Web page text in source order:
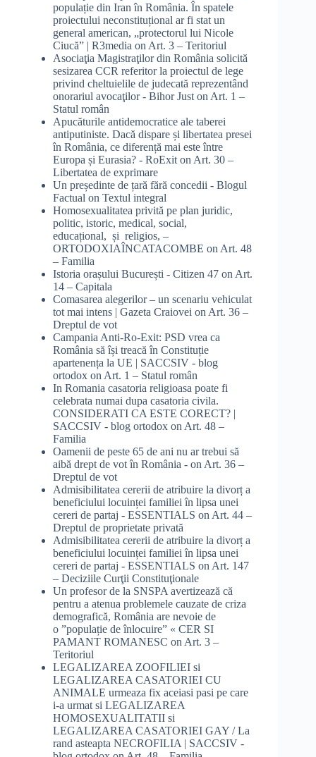
populație din Iran în România. În spatele
proiectului neconstituțional ar fi stat un
general american, „protectorul lui Nicole
Ciucă” | R3media on Art. 3 – Teritoriul
Asociaţia Magistraţilor din România solicită
sesizarea CCR referitor la proiectul de lege
privind cheltuielile de judecată reprezentând
onorariul avocaţilor - Bihor Just on Art. 1 –
Statul român
Apucăturile antidemocratice ale taberei
antiputiniste. Dacă dispare și libertatea presei
în România, ce diferență mai este între
Europa și Eurasia? - RoExit on Art. 30 –
Libertatea de exprimare
Un președinte de țară fără concedii - Blogul
Factual on Textul integral
Homosexualitatea privită pe plan juridic,
politic, istoric, medical, social,
educațional, și religios, –
ORTODOXIAÎNCATACOMBE on Art. 48
– Familia
Istoria orașului București - Citizen 47 on Art.
14 – Capitala
Comasarea alegerilor – un scenariu vehiculat
tot mai intens | Gazeta Craiovei on Art. 36 –
Dreptul de vot
Campania Anti-Ro-Exit: PSD vrea ca
România să își treacă în Constituție
apartenența la UE | SACCSIV - blog
ortodox on Art. 1 – Statul român
In Romania casatoria religioasa poate fi
celebrata numai dupa casatoria civila.
CONSIDERATI CA ESTE CORECT? |
SACCSIV - blog ortodox on Art. 48 –
Familia
Oamenii de peste 65 de ani nu ar trebui să
aibă drept de vot în România - on Art. 36 –
Dreptul de vot
Admisibilitatea cererii de atribuire la divorț a
beneficiului locuinței familiei în lipsa unei
cereri de partaj - ESSENTIALS on Art. 44 –
Dreptul de proprietate privată
Admisibilitatea cererii de atribuire la divorț a
beneficiului locuinței familiei în lipsa unei
cereri de partaj - ESSENTIALS on Art. 147
– Deciziile Curţii Constituţionale
Un profesor de la SNSPA avertizează că
pentru a atenua problemele cauzate de criza
demografică, România are nevoie de
o ”populație de înlocuire” « CER SI
PAMANT ROMANESC on Art. 3 –
Teritoriul
LEGALIZAREA ZOOFILIEI si
LEGALIZAREA CASATORIEI CU
ANIMALE urmeaza fix aceiasi pasi pe care
i-a urmat si LEGALIZAREA
HOMOSEXUALITATII si
LEGALIZAREA CASATORIEI GAY / La
rand asteapta NECROFILIA | SACCSIV -